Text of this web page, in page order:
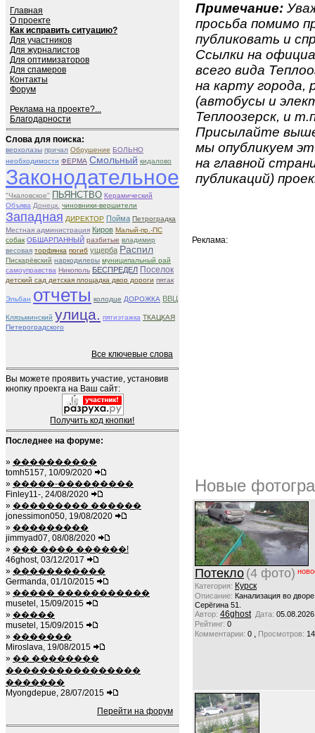
Главная
О проекте
Как исправить ситуацию?
Для участников
Для журналистов
Для оптимизаторов
Для спамеров
Контакты
Форум
Реклама на проекте?...
Благодарности
Слова для поиска:
верхолазы причал Обрушение БОЛЬНО
необходимости ФЕРМА Смольный кидалово
Законодательное
"Чкаловское" ПЬЯНСТВО Керамический
Объява Донецк. чиновники-вершители
Западная ДИРЕКТОР Пойма Петроградка
Местная администрация Киров Малый-пр.-ПС
собак ОБШАРПАННЫЙ разбитые владимир
весовая торфянка погиб ущерба Распил
Пискарёвский наркодилеры муниципальный рай
самоуправства Никополь БЕСПРЕДЕЛ Поселок
детский сад детская площадка двор дороги пятак
Эльбан отчеты колодце ДОРОЖКА ВВЦ
Клязьминский улица. пятиэтажка ТКАЦКАЯ
Петероградского
Все ключевые слова
Вы можете проявить участие, установив
кнопку проекта на Ваш сайт:
Получить код кнопки!
Последнее на форуме:
» ����������
tomh5157, 10/09/2020
» �����-���������
Finley11-, 24/08/2020
» ��������� ������
jonessimon050, 19/08/2020
» ���������
jimmyad07, 08/08/2020
» ��� ���� ������!
46ghost, 03/12/2017
» �����������
Germanda, 01/10/2015
» ����� �����������
musetel, 15/09/2015
» �����
musetel, 15/09/2015
» �������
Miroslava, 19/08/2015
» �� ��������
����������������
�������
Myongdepue, 28/07/2015
Перейти на форум
Примечание:
просьба помимо
публиковать и
Ссылки на
всего вида
на карту города,
(автобусы и
Теплоозерск, и
Присылайте
мы опубликуем
на главной
публикаций)
Реклама:
Новые
Потекло (4 фото)
Категория: Курск
Описание: Канализация во
Серёгина 51.
Автор: 46ghost Дата:
Рейтинг: 0
Комментарии: 0 , Просмотров: 14